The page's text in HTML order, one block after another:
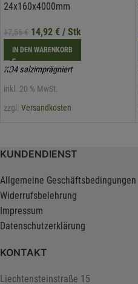
24x160x4000mm
17,56€ 14,92 € / Stk
IN DEN WARENKORB
KD4 salzimprägniert
inkl. 20 % MwSt.
zzgl. Versandkosten
KUNDENDIENST
Allgemeine Geschäftsbedingungen
Widerrufsbelehrung
Impressum
Datenschutzerklärung
KONTAKT
Liechtensteinstraße 15